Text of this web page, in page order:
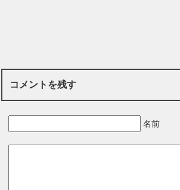
コメントを残す
名前